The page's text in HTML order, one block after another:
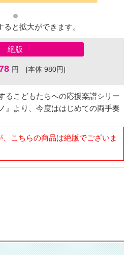
と拡大ができます。
絶版
円 [本体 980円]
るこどもたちへの応援楽譜シリー
』より、今度ははじめての両手奏
こちらの商品は絶版でございま